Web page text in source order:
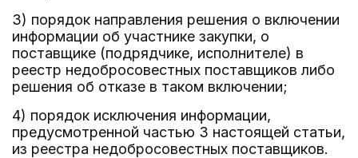
3) порядок направления решения о включении
информации об участнике закупки, о
поставщике (подрядчике, исполнителе) в
реестр недобросовестных поставщиков либо
решения об отказе в таком включении;
4) порядок исключения информации,
предусмотренной частью 3 настоящей статьи,
из реестра недобросовестных поставщиков.